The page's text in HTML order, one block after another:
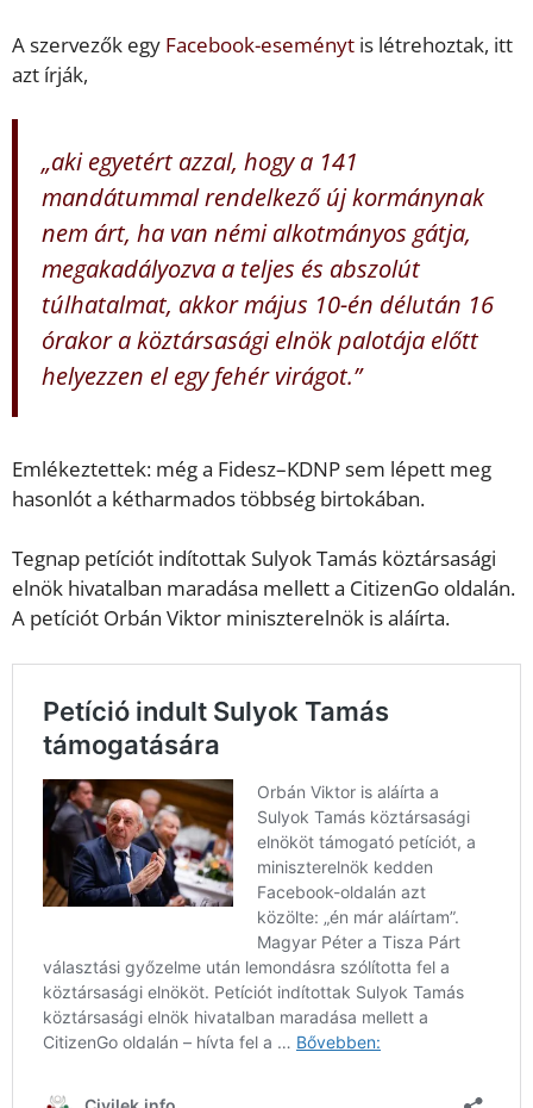
A szervezők egy Facebook-eseményt is létrehoztak, itt
azt írják,
„aki egyetért azzal, hogy a 141
mandátummal rendelkező új kormánynak
nem árt, ha van némi alkotmányos gátja,
megakadályozva a teljes és abszolút
túlhatalmat, akkor május 10-én délután 16
órakor a köztársasági elnök palotája előtt
helyezzen el egy fehér virágot.”
Emlékeztettek: még a Fidesz–KDNP sem lépett meg
hasonlót a kétharmados többség birtokában.
Tegnap petíciót indítottak Sulyok Tamás köztársasági
elnök hivatalban maradása mellett a CitizenGo oldalán.
A petíciót Orbán Viktor miniszterelnök is aláírta.